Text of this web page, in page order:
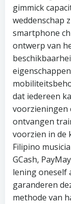
gimmick
weddenschap
smartphone
ontwerp van
dat iedereen
voorzieningen
ontvangen
voorzien in de
Filipino
GCash,
lening oneself
garanderen
methode van